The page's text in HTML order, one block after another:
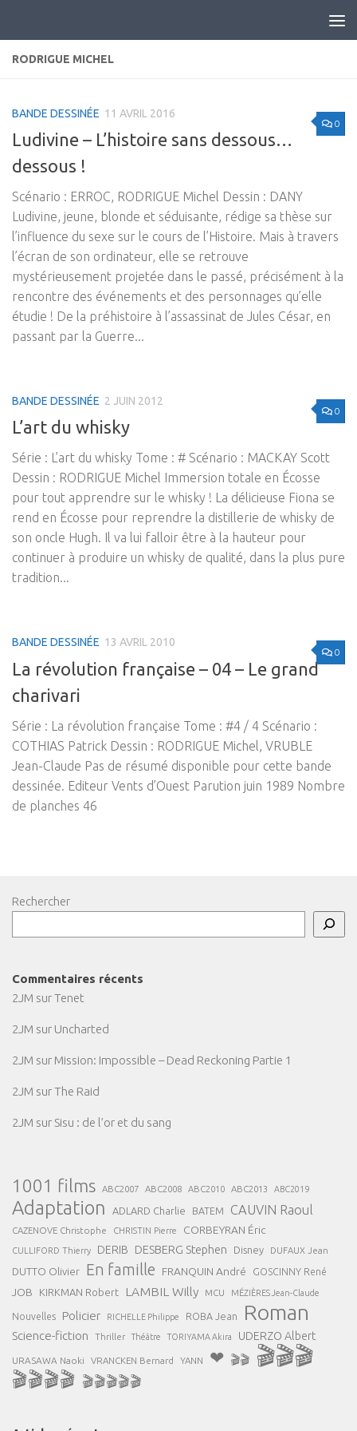
RODRIGUE MICHEL
0
BANDE DESSINÉE 11 AVRIL 2016
Ludivine – L’histoire sans dessous…
dessous !
Scénario : ERROC, RODRIGUE Michel Dessin : DANY
Ludivine, jeune, blonde et séduisante, rédige sa thèse sur
l’influence du sexe sur le cours de l’Histoire. Mais à travers
l’écran de son ordinateur, elle se retrouve
mystérieusement projetée dans le passé, précisément à la
rencontre des événements et des personnages qu’elle
étudie ! De la préhistoire à l’assassinat de Jules César, en
passant par la Guerre...
0
BANDE DESSINÉE 2 JUIN 2012
L’art du whisky
Série : L’art du whisky Tome : # Scénario : MACKAY Scott
Dessin : RODRIGUE Michel Immersion totale en Écosse
pour tout apprendre sur le whisky ! La délicieuse Fiona se
rend en Écosse pour reprendre la distillerie de whisky de
son oncle Hugh. Il va lui falloir être à la hauteur pour
continuer à produire un whisky de qualité, dans la plus pure
tradition...
0
BANDE DESSINÉE 13 AVRIL 2010
La révolution française – 04 – Le grand
charivari
Série : La révolution française Tome : #4 / 4 Scénario :
COTHIAS Patrick Dessin : RODRIGUE Michel, VRUBLE
Jean-Claude Pas de résumé disponible pour cette bande
dessinée. Editeur Vents d’Ouest Parution juin 1989 Nombre
de planches 46
Rechercher
Commentaires récents
2JM surTenet
2JM sur Uncharted
2JM sur Mission: Impossible – Dead Reckoning Partie 1
2JM surThe Raid
2JM sur Sisu : de l’or et du sang
1001 films ABC2007 ABC2008 ABC2010 ABC2013 ABC2019
Adaptation ADLARD Charlie BATEM CAUVIN Raoul
CAZENOVE Christophe CHRISTIN Pierre CORBEYRAN Éric
CULLIFORD Thierry DERIB DESBERG Stephen Disney DUFAUX Jean
DUTTO Olivier En famille FRANQUIN André GOSCINNY René
JOB KIRKMAN Robert LAMBIL Willy MCU MÉZIÈRES Jean-Claude
Nouvelles Policier RICHELLE Philippe ROBA Jean Roman
Science-fiction Thriller Théâtre TORIYAMA Akira UDERZO Albert
URASAWA Naoki VRANCKEN Bernard YANN ❤ 🎬🎬 🎬🎬🎬
🎬🎬🎬🎬 🎬🎬🎬🎬🎬